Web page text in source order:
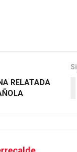
RELATADA